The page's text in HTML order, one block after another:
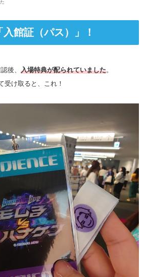
館証（パス）」！
後、 入場特典が配られていました。
受け取ると、これ！